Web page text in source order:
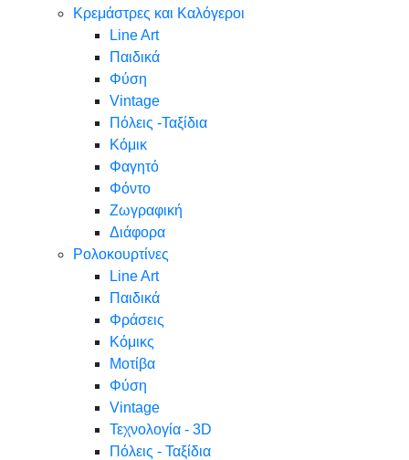
Κρεμάστρες και Καλόγεροι
Line Art
Παιδικά
Φύση
Vintage
Πόλεις -Ταξίδια
Κόμικ
Φαγητό
Φόντο
Ζωγραφική
Διάφορα
Ρολοκουρτίνες
Line Art
Παιδικά
Φράσεις
Κόμικς
Μοτίβα
Φύση
Vintage
Τεχνολογία - 3D
Πόλεις - Ταξίδια